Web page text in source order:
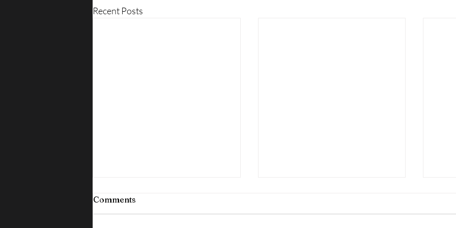
Recent Posts
Comments